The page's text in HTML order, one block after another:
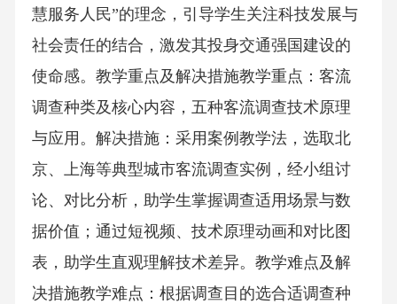
慧服务人民”的理念，引导学生关注科技发展与
社会责任的结合，激发其投身交通强国建设的
使命感。教学重点及解决措施教学重点：客流
调查种类及核心内容，五种客流调查技术原理
与应用。解决措施：采用案例教学法，选取北
京、上海等典型城市客流调查实例，经小组讨
论、对比分析，助学生掌握调查适用场景与数
据价值；通过短视频、技术原理动画和对比图
表，助学生直观理解技术差异。教学难点及解
决措施教学难点：根据调查目的选合适调查种